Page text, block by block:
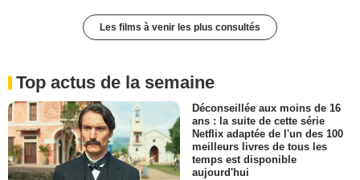
Les films à venir les plus consultés
Top actus de la semaine
Déconseillée aux moins de 16
ans : la suite de cette série
Netflix adaptée de l'un des 100
meilleurs livres de tous les
temps est disponible
aujourd'hui